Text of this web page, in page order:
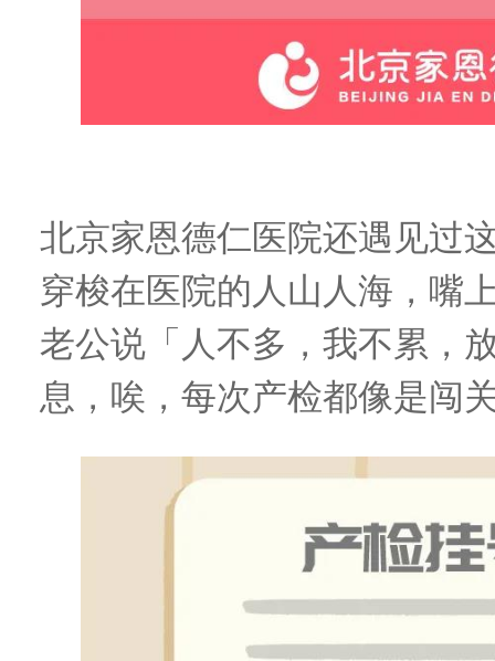
北京家恩德仁医院还遇见过
穿梭在医院的人山人海 ， 嘴
老公说「人不多，我不累，
息 ， 唉，每次产检都像是闯